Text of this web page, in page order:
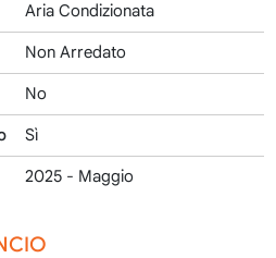
Aria Condizionata
Non Arredato
No
Sì
2025 - Maggio